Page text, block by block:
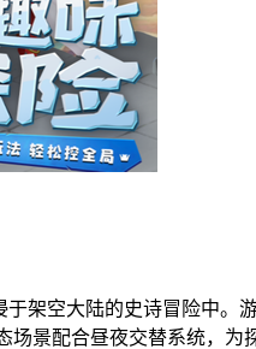
架空大陆的史诗冒险中
景配合昼夜交替系统，为